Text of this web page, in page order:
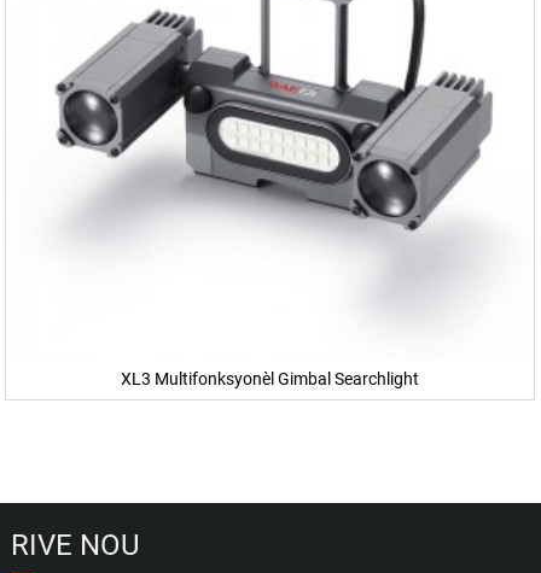
XL3 Multifonksyonèl Gimbal Searchlight
RIVE NOU